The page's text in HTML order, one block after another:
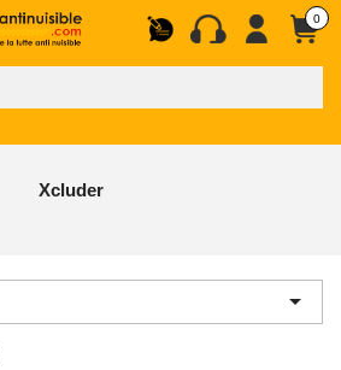
0
Xcluder
